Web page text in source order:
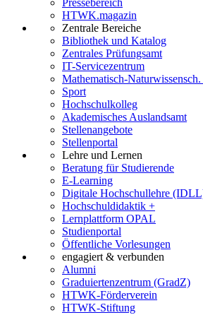
Pressebereich
HTWK.magazin
Zentrale Bereiche
Bibliothek und Katalog
Zentrales Prüfungsamt
IT-Servicezentrum
Mathematisch-
Sport
Hochschulkolleg
Akademisches Auslandsamt
Stellenangebote
Stellenportal
Lehre und Lernen
Beratung für Studierende
E-Learning
Digitale Hochschullehre
Hochschuldidaktik +
Lernplattform OPAL
Studienportal
Öffentliche Vorlesungen
engagiert & verbunden
Alumni
Graduiertenzentrum (GradZ)
HTWK-Förderverein
HTWK-Stiftung